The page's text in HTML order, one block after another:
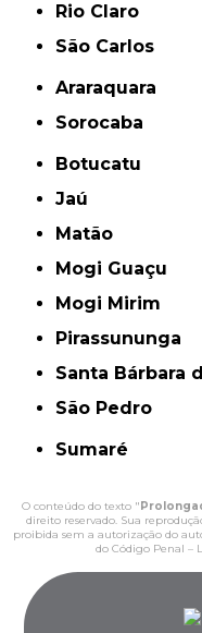
Rio Claro
São Carlos
Araraquara
Sorocaba
Botucatu
Jaú
Matão
Mogi Guaçu
Mogi Mirim
Pirassununga
Santa Bárbara
São Pedro
Sumaré
O conteúdo do texto "
direito reservado. Sua
proibida sem a autorização do
do Código Penal –